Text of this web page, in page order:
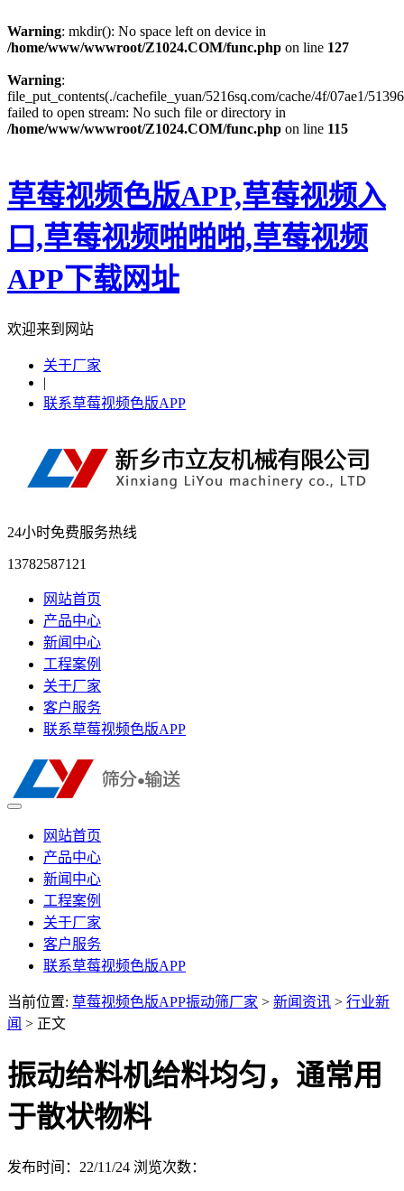
Warning: mkdir(): No space left on device in
/home/www/wwwroot/Z1024.COM/func.php on line 127
Warning:
file_put_contents(./cachefile_yuan/5216sq.com/cache/4f/07ae1/
failed to open stream: No such file or directory in
/home/www/wwwroot/Z1024.COM/func.php on line 115
草莓视频色版APP,草莓视频入
口,草莓视频啪啪啪,草莓视频
APP下载网址
欢迎来到网站
关于厂家
|
联系草莓视频色版APP
24小时免费服务热线
13782587121
网站首页
产品中心
新闻中心
工程案例
关于厂家
客户服务
联系草莓视频色版APP
网站首页
产品中心
新闻中心
工程案例
关于厂家
客户服务
联系草莓视频色版APP
当前位置: 草莓视频色版APP振动筛厂家 > 新闻资讯 > 行业新
闻 > 正文
振动给料机给料均匀，通常用
于散状物料
发布时间：22/11/24 浏览次数：